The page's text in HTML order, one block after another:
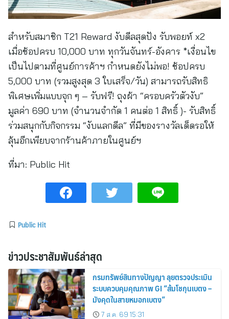
สำหรับสมาชิก T21 Reward งับดีลสุดปัง รับพอยท์ x2
เมื่อช้อปครบ 10,000 บาท ทุกวันจันทร์-อังคาร *เงื่อนไข
เป็นไปตามที่ศูนย์การค้าฯ กำหนดยังไม่พอ! ช้อปครบ
5,000 บาท (รวมสูงสุด 3 ใบเสร็จ/วัน) สามารถรับสิทธิ
พิเศษเพิ่มแบบจุก ๆ – รับฟรี! ถุงผ้า “ครอบครัวตัวงับ”
มูลค่า 690 บาท (จำนวนจำกัด 1 คนต่อ 1 สิทธิ์ )- รับสิทธิ์
ร่วมสนุกกับกิจกรรม “งับแลกดีล” ที่มีของรางวัลเด็ดรอให้
ลุ้นอีกเพียบจากร้านค้าภายในศูนย์ฯ
ที่มา: Public Hit
Public Hit
ข่าวประชาสัมพันธ์ล่าสุด
กรมทรัพย์สินทางปัญญา ลุยตรวจประเมิน
ระบบควบคุมคุณภาพ GI “ส้มโชกุนเบตง –
มังคุดในสายหมอกเบตง”
7 ส.ค. 69 15:31